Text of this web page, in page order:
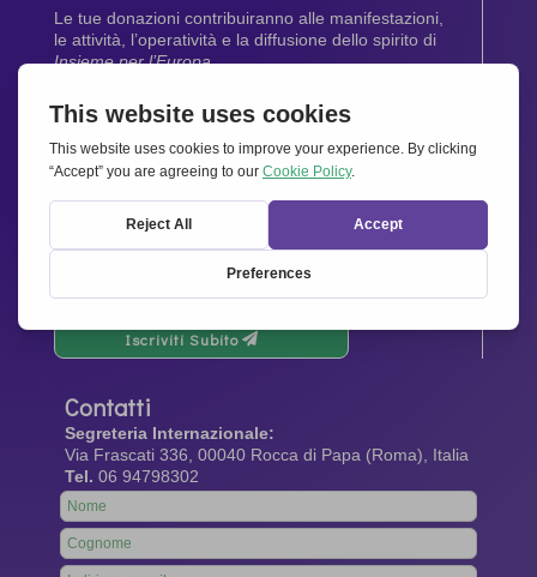
Le tue donazioni contribuiranno alle manifestazioni,
le attività, l’operatività e la diffusione dello spirito di
Insieme per l’Europa.
Dona Ora
Newsletter
Rimani aggiornato di tutte le ultime notizie dalla
Iscriviti Subito
Contatti
Segreteria Internazionale:
Via Frascati 336, 00040 Rocca di Papa (Roma), Italia
Tel. 06 94798302
Leave
this
field
blank